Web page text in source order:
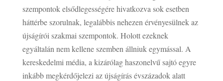
szempontok elsődlegességére hivatkozva sok esetben
háttérbe szorulnak, legalábbis nehezen érvényesülnek az
újságírói szakmai szempontok. Holott ezeknek
egyáltalán nem kellene szemben állniuk egymással. A
kereskedelmi média, a kizárólag haszonelvű sajtó egyre
inkább megkérdőjelezi az újságírás évszázadok alatt